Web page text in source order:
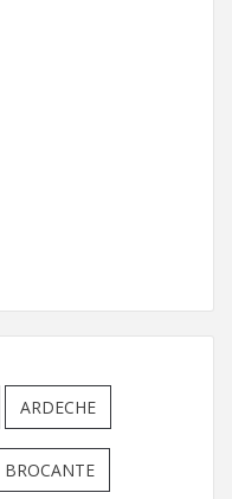
ARDECHE
BROCANTE